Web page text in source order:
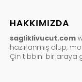
HAKKIMIZDA
sagliklivucut.com
hazırlanmış olup,
Çin tıbbını bir